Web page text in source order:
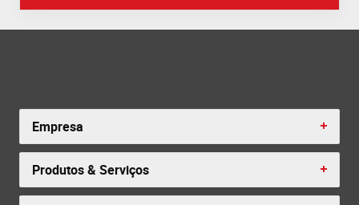
Empresa
Produtos & Serviços